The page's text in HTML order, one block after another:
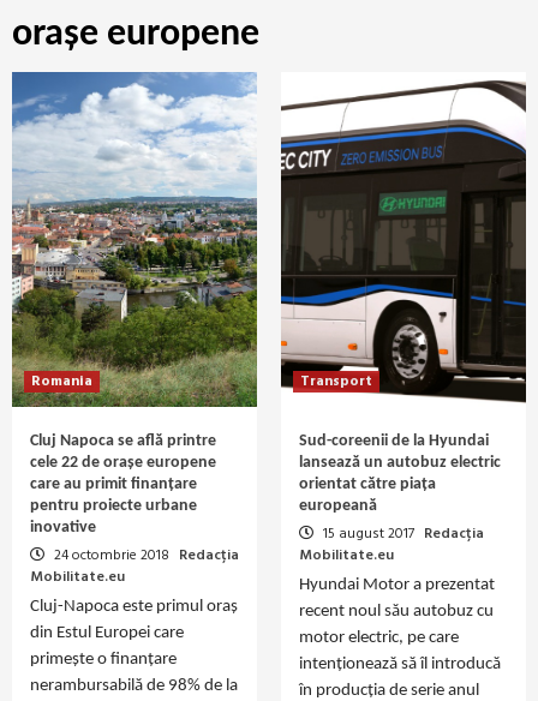
orașe europene
Romania
Cluj Napoca se află printre
cele 22 de orașe europene
care au primit finanțare
pentru proiecte urbane
inovative
24 octombrie 2018 Redacția
Mobilitate.eu
Cluj-Napoca este primul oraș
din Estul Europei care
primește o finanțare
nerambursabilă de 98% de la
Transport
Sud-coreenii de la Hyundai
lansează un autobuz electric
orientat către piața
europeană
15 august 2017 Redacția
Mobilitate.eu
Hyundai Motor a prezentat
recent noul său autobuz cu
motor electric, pe care
intenționează să îl introducă
în producția de serie anul